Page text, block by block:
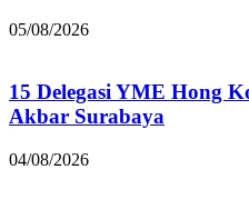
05/08/2026
15 Delegasi YME Hong
Akbar Surabaya
04/08/2026